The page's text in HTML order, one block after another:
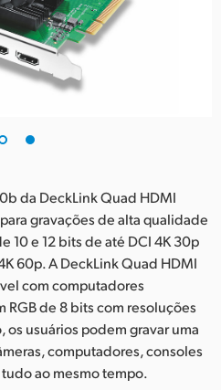
da DeckLink Quad HDMI
gravações de alta qualidade
10 e 12 bits de até DCI 4K 30p
60p. A DeckLink Quad HDMI
com computadores
de 8 bits com resoluções
usuários podem gravar uma
computadores, consoles
ao mesmo tempo.